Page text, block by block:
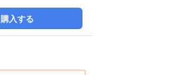
購入する